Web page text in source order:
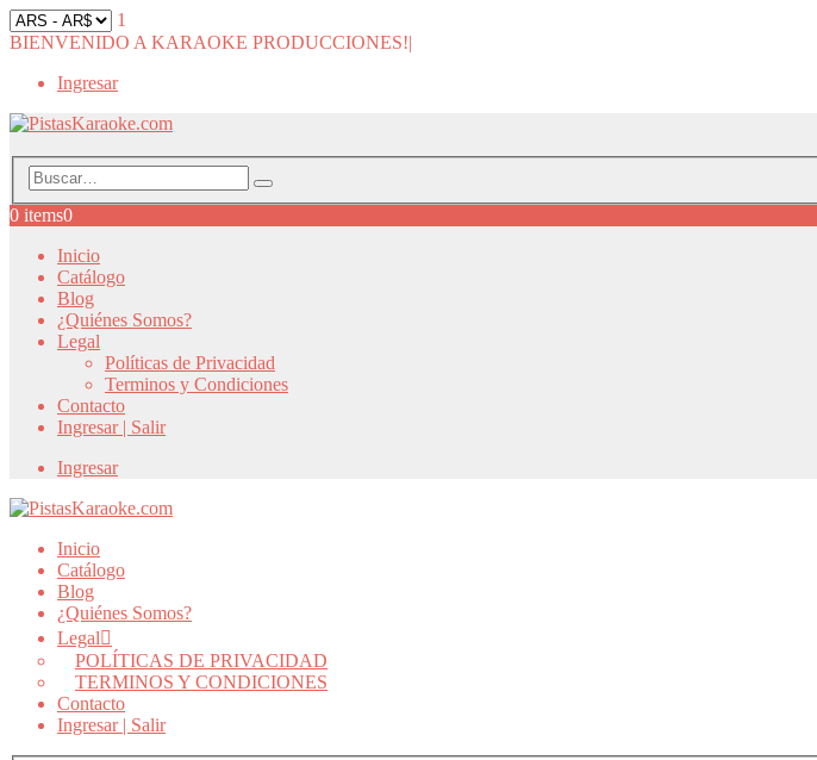
1
BIENVENIDO A KARAOKE PRODUCCIONES!|
Ingresar
0 items0
Inicio
Catálogo
Blog
¿Quiénes Somos?
Legal
Políticas de Privacidad
Terminos y Condiciones
Contacto
Ingresar | Salir
Ingresar
Inicio
Catálogo
Blog
¿Quiénes Somos?
Legal
POLÍTICAS DE PRIVACIDAD
TERMINOS Y CONDICIONES
Contacto
Ingresar | Salir